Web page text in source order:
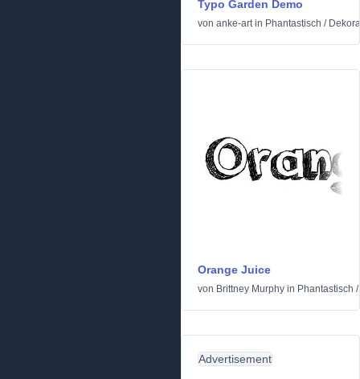
Typo Garden Demo
von anke-artin Phantastisch /
Orange Juice
von Brittney Murphy in Phantastisch /
Advertisement